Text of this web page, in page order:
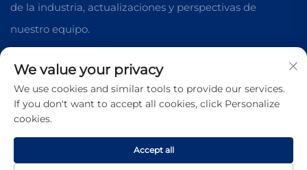
de la industria, actualizaciones y perspectivas de
nuestro equipo.
Technology Co., Ltd. Todos los derechos reservados.
Política de Privacidad
We value your privacy
We use cookies and similar tools to provide our services.
If you don't want to accept all cookies, click Personalize
cookies.
Accept all